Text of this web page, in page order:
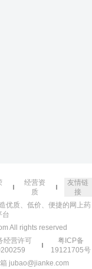
经营资
质
友情链
接
优质、低价、便捷的网上药
台
All rights reserved
经营许可
粤ICP备
19121705号
jubao@jianke.com